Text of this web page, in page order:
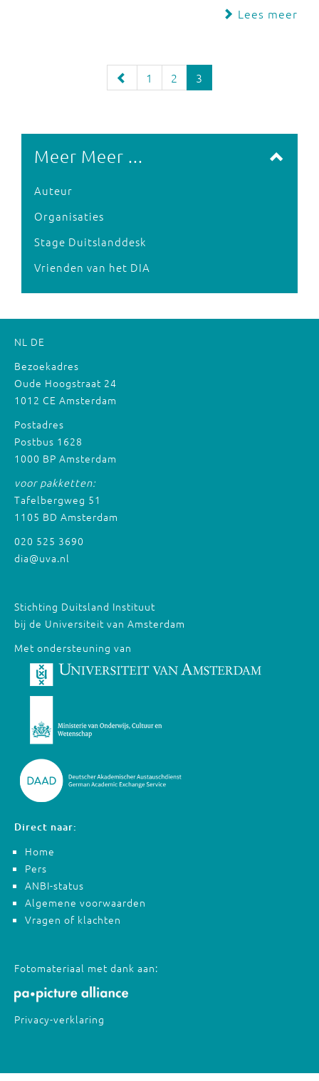
Lees meer
1 2 3
Meer Meer ...
Auteur
Organisaties
Stage Duitslanddesk
Vrienden van het DIA
NL DE
Bezoekadres
Oude Hoogstraat 24
1012 CE Amsterdam
Postadres
Postbus 1628
1000 BP Amsterdam
voor pakketten:
Tafelbergweg 51
1105 BD Amsterdam
020 525 3690
dia@uva.nl
Stichting Duitsland Instituut
bij de Universiteit van Amsterdam
Met ondersteuning van
Direct naar:
Home
Pers
ANBI-status
Algemene voorwaarden
Vragen of klachten
Fotomateriaal met dank aan:
Privacy-verklaring